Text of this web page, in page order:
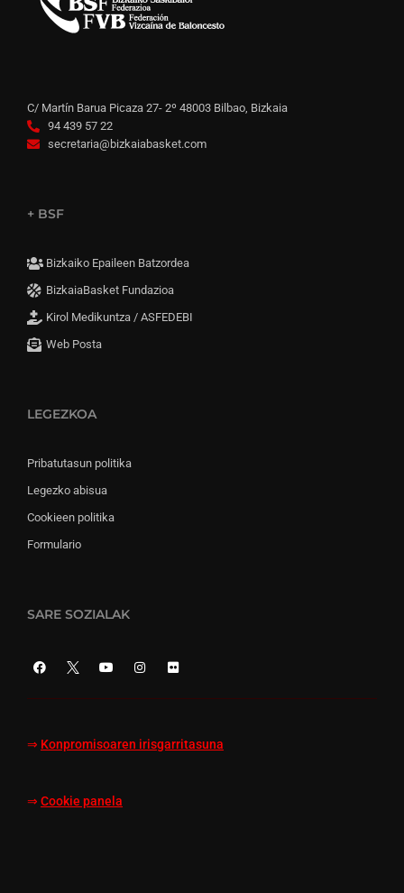
C/ Martín Barua Picaza 27- 2º 48003 Bilbao, Bizkaia
94 439 57 22
secretaria@bizkaiabasket.com
+ BSF
Bizkaiko Epaileen Batzordea
BizkaiaBasket Fundazioa
Kirol Medikuntza / ASFEDEBI
Web Posta
LEGEZKOA
Pribatutasun politika
Legezko abisua
Cookieen politika
Formulario
SARE SOZIALAK
⇒ Konpromisoaren irisgarritasuna
⇒ Cookie panela